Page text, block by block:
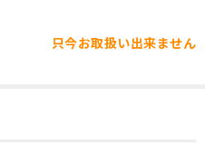
只今お取扱い出来ません